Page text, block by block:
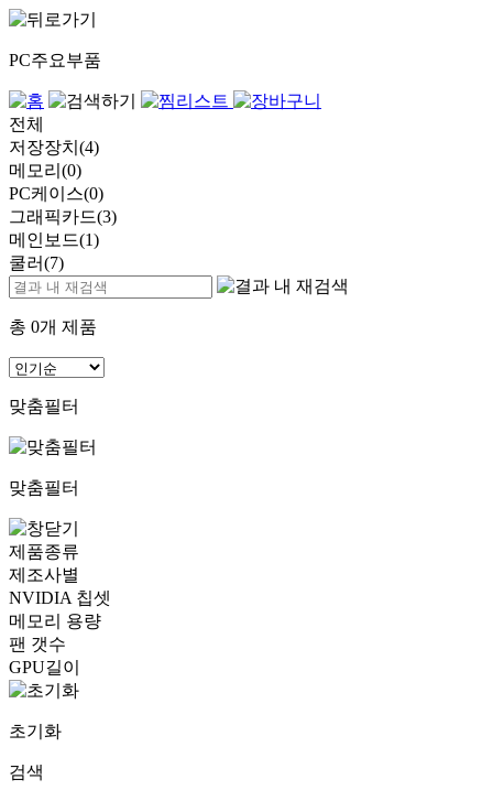
PC주요부품
전체
저장장치(4)
메모리(0)
PC케이스(0)
그래픽카드(3)
메인보드(1)
쿨러(7)
총 0개 제품
맞춤필터
맞춤필터
제품종류
제조사별
NVIDIA 칩셋
메모리 용량
팬 갯수
GPU길이
초기화
검색